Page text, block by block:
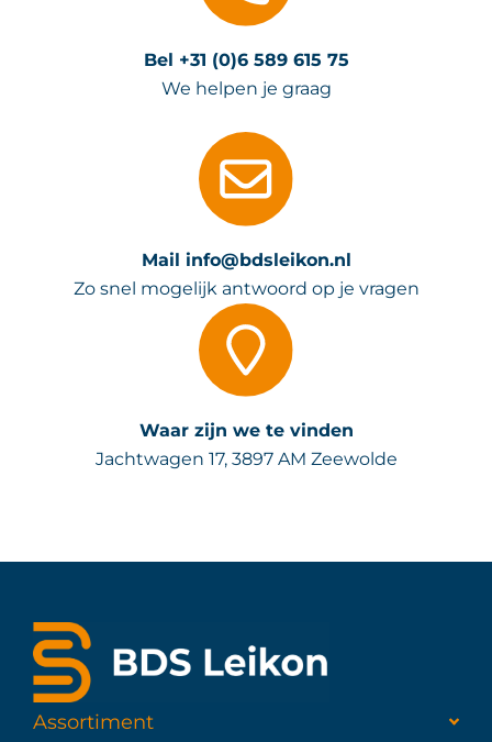
Bel +31 (0)6 589 615 75
We helpen je graag
Mail info@bdsleikon.nl
Zo snel mogelijk antwoord op je vragen
Waar zijn we te vinden
Jachtwagen 17, 3897 AM Zeewolde
Assortiment